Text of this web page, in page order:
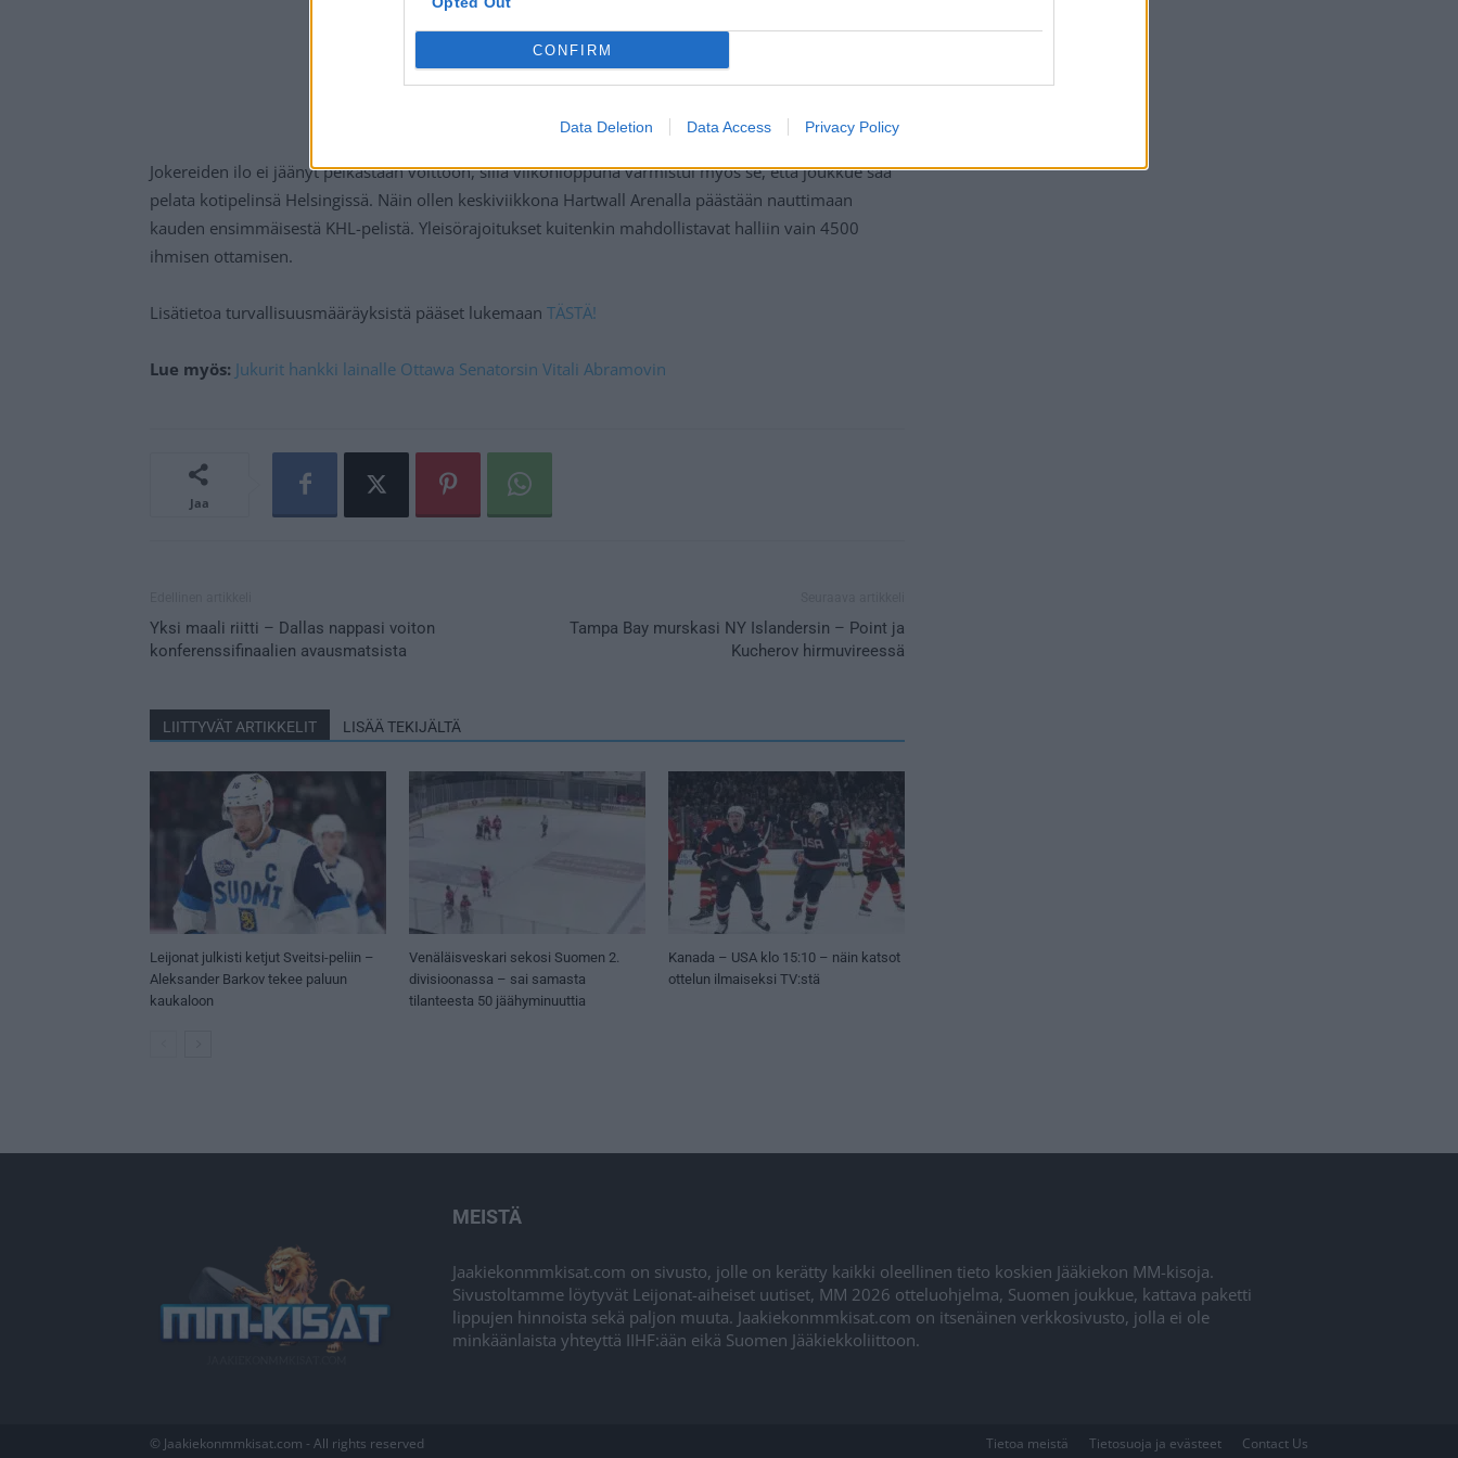
CONFIRM
Data Deletion Data Access Privacy Policy
Jokereiden ilo ei jäänyt pelkästään voittoon, sillä viikonloppuna varmistui myös se, että joukkue saa
pelata kotipelinsä Helsingissä. Näin ollen keskiviikkona Hartwall Arenalla päästään nauttimaan
kauden ensimmäisestä KHL-pelistä. Yleisörajoitukset kuitenkin mahdollistavat halliin vain 4500
ihmisen ottamisen.
Lisätietoa turvallisuusmääräyksistä pääset lukemaan TÄSTÄ!
Lue myös: Jukurit hankki lainalle Ottawa Senatorsin Vitali Abramovin
Jaa
Yksi maali riitti – Dallas nappasi voiton
konferenssifinaalien avausmatsista
Tampa Bay murskasi NY Islandersin – Point ja
Kucherov hirmuvireessä
LIITTYVÄT ARTIKKELIT LISÄÄ TEKIJÄLTÄ
Leijonat julkisti ketjut Sveitsi-peliin –
Aleksander Barkov tekee paluun
kaukaloon
Venäläisveskari sekosi Suomen 2.
divisioonassa – sai samasta
tilanteesta 50 jäähyminuuttia
Kanada – USA klo 15:10 – näin katsot
ottelun ilmaiseksi TV:stä
MEISTÄ
Jaakiekonmmkisat.com on sivusto, jolle on kerätty kaikki oleellinen tieto koskien Jääkiekon MM-kisoja.
Sivustoltamme löytyvät Leijonat-aiheiset uutiset, MM 2026 otteluohjelma, Suomen joukkue, kattava paketti
lippujen hinnoista sekä paljon muuta. Jaakiekonmmkisat.com on itsenäinen verkkosivusto, jolla ei ole
minkäänlaista yhteyttä IIHF:ään eikä Suomen Jääkiekkoliittoon.
Tietoa meistä Tietosuoja ja evästeet Contact Us
© Jaakiekonmmkisat.com - All rights reserved